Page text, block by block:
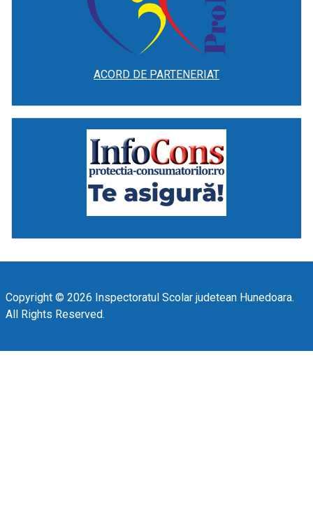
ACORD DE PARTENERIAT
Copyright © 2026 Inspectoratul Scolar judetean Hunedoara.
All Rights Reserved.